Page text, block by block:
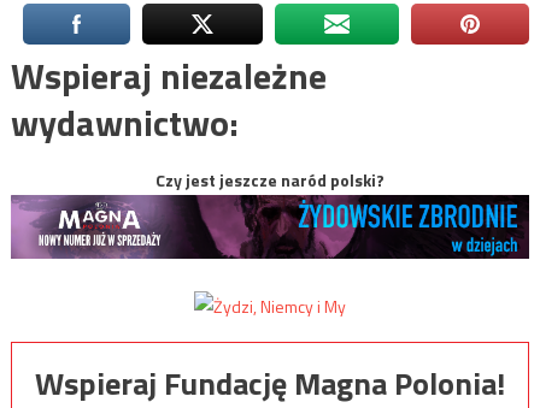
Wspieraj niezależne
wydawnictwo:
Czy jest jeszcze naród polski?
Wspieraj Fundację Magna Polonia!